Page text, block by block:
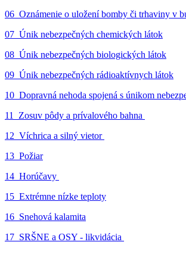
06_Oznámenie o uložení bomby či trhaviny v
07_Únik nebezpečných chemických látok
08_Únik nebezpečných biologických látok
09_Únik nebezpečných rádioaktívnych látok
10_Dopravná nehoda spojená s únikom
11_Zosuv pôdy a prívalového bahna
12_Víchrica a silný vietor
13_Požiar
14_Horúčavy
15_Extrémne nízke teploty
16_Snehová kalamita
17_SRŠNE a OSY - likvidácia